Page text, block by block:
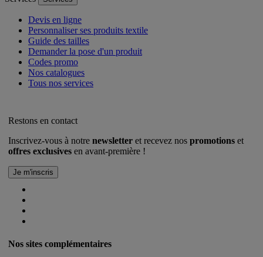
Devis en ligne
Personnaliser ses produits textile
Guide des tailles
Demander la pose d'un produit
Codes promo
Nos catalogues
Tous nos services
Restons en contact
Inscrivez-vous à notre newsletter et recevez nos promotions et
offres exclusives en avant-première !
Nos sites complémentaires